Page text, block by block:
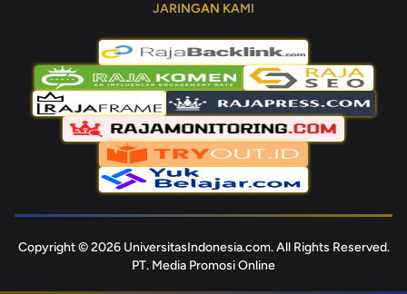
JARINGAN KAMI
Copyright © 2026 UniversitasIndonesia.com. All Rights Reserved.
PT. Media Promosi Online